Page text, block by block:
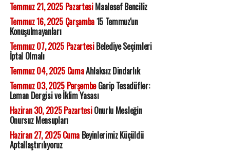
Temmuz 21, 2025 PazartesiMaalesef Benciliz
Temmuz 16, 2025 Çarşamba15 Temmuz'un
Konuşulmayanları
Temmuz 07, 2025 PazartesiBelediye Seçimleri
İptal Olmalı
Temmuz 04, 2025 CumaAhlaksız Dindarlık
Temmuz 03, 2025 PerşembeGarip Tesadüfler:
Leman Dergisi ve İklim Yasası
Haziran 30, 2025 PazartesiOnurlu Mesleğin
Onursuz Mensupları
Haziran 27, 2025 CumaBeyinlerimiz Küçüldü
Aptallaştırılıyoruz